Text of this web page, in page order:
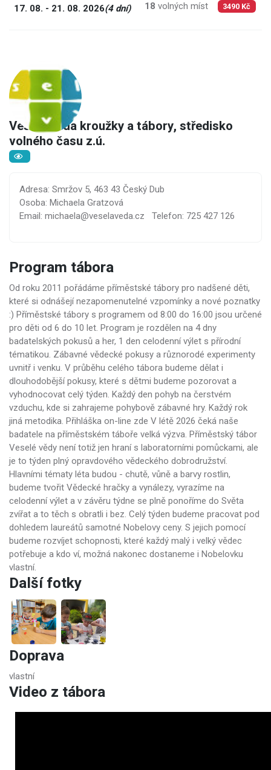
Veselá věda kroužky a tábory, středisko
volného času z.ú.
Adresa: Smržov 5, 463 43 Český Dub
Osoba: Michaela Gratzová
Email: michaela@veselaveda.cz
Telefon: 725 427 126
17. 08. - 21. 08. 2026(4 dní) 18 volných míst 3490 Kč
Program tábora
Od roku 2011 pořádáme příměstské tábory pro nadšené děti,
které si odnášejí nezapomenutelné vzpomínky a nové poznatky
:) Příměstské tábory s programem od 8:00 do 16:00 jsou určené
pro děti od 6 do 10 let. Program je rozdělen na 4 dny
badatelských pokusů a her, 1 den celodenní výlet s přírodní
tématikou. Zábavné vědecké pokusy a různorodé experimenty
uvnitř i venku. V průběhu celého tábora budeme dělat i
dlouhodobější pokusy, které s dětmi budeme pozorovat a
vyhodnocovat celý týden. Každý den pohyb na čerstvém
vzduchu, kde si zahrajeme pohybově zábavné hry. Každý rok
jiná metodika. Přihláška on-line zde V létě 2026 čeká naše
badatele na příměstském táboře velká výzva. Příměstský tábor
Veselé vědy není totiž jen hraní s laboratorními pomůckami, ale
je to týden plný opravdového vědeckého dobrodružství.
Hlavními tématy léta budou - chutě, vůně a barvy rostlin,
budeme tvořit Vědecké hračky a vynálezy, vyrazíme na
celodenní výlet a v závěru týdne se plně ponoříme do Světa
zvířat a to těch s obratli i bez. Celý týden budeme pracovat pod
dohledem laureátů samotné Nobelovy ceny. S jejich pomocí
budeme rozvíjet schopnosti, které každý malý i velký vědec
potřebuje a kdo ví, možná nakonec dostaneme i Nobelovku
vlastní.
Další fotky
Doprava
vlastní
Video z tábora